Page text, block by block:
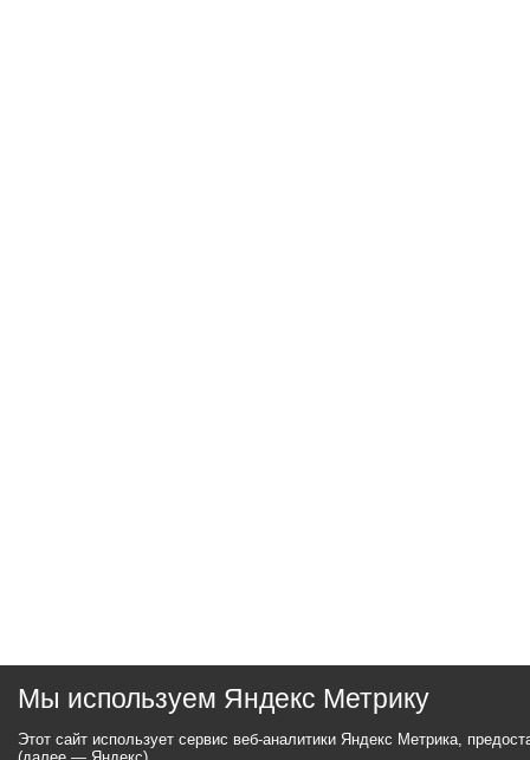
Мы используем Яндекс Метрику
Этот сайт использует сервис веб-аналитики Яндекс Метрика,